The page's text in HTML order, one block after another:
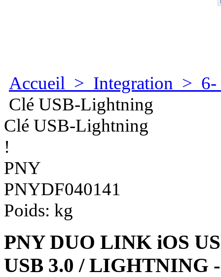
Accueil > Integration > 6-
Clé USB-Lightning
Clé USB-Lightning
!
PNY
PNYDF040141
Poids: kg
PNY DUO LINK iOS
USB 3.0 / LIGHTNING